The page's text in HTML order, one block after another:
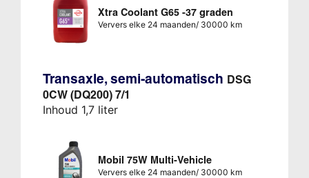
Xtra Coolant G65 -37 graden
Ververs elke 24 maanden/ 30000 km
Transaxle, semi-automatisch DSG
0CW (DQ200) 7/1
Inhoud 1,7 liter
Mobil 75W Multi-Vehicle
Ververs elke 24 maanden/ 30000 km